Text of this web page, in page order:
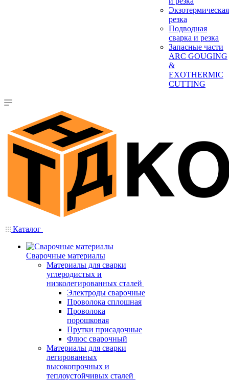
Экзотермическая
резка
Подводная
сварка и резка
Запасные части
ARC GOUGING
&
EXOTHERMIC
CUTTING
Каталог
Сварочные материалы
Материалы для сварки
углеродистых и
низколегированных сталей
Электроды сварочные
Проволока сплошная
Проволока
порошковая
Прутки присадочные
Флюс сварочный
Материалы для сварки
легированных
высокопрочных и
теплоустойчивых сталей